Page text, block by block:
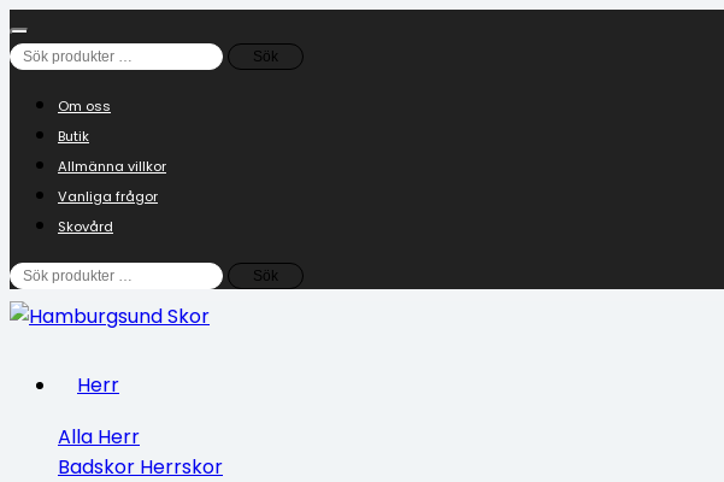
Sök
Sök
Om oss
Butik
Allmänna villkor
Vanliga frågor
Skovård
Sök
efter:
Sök
Herr
Alla Herr
Badskor Herrskor